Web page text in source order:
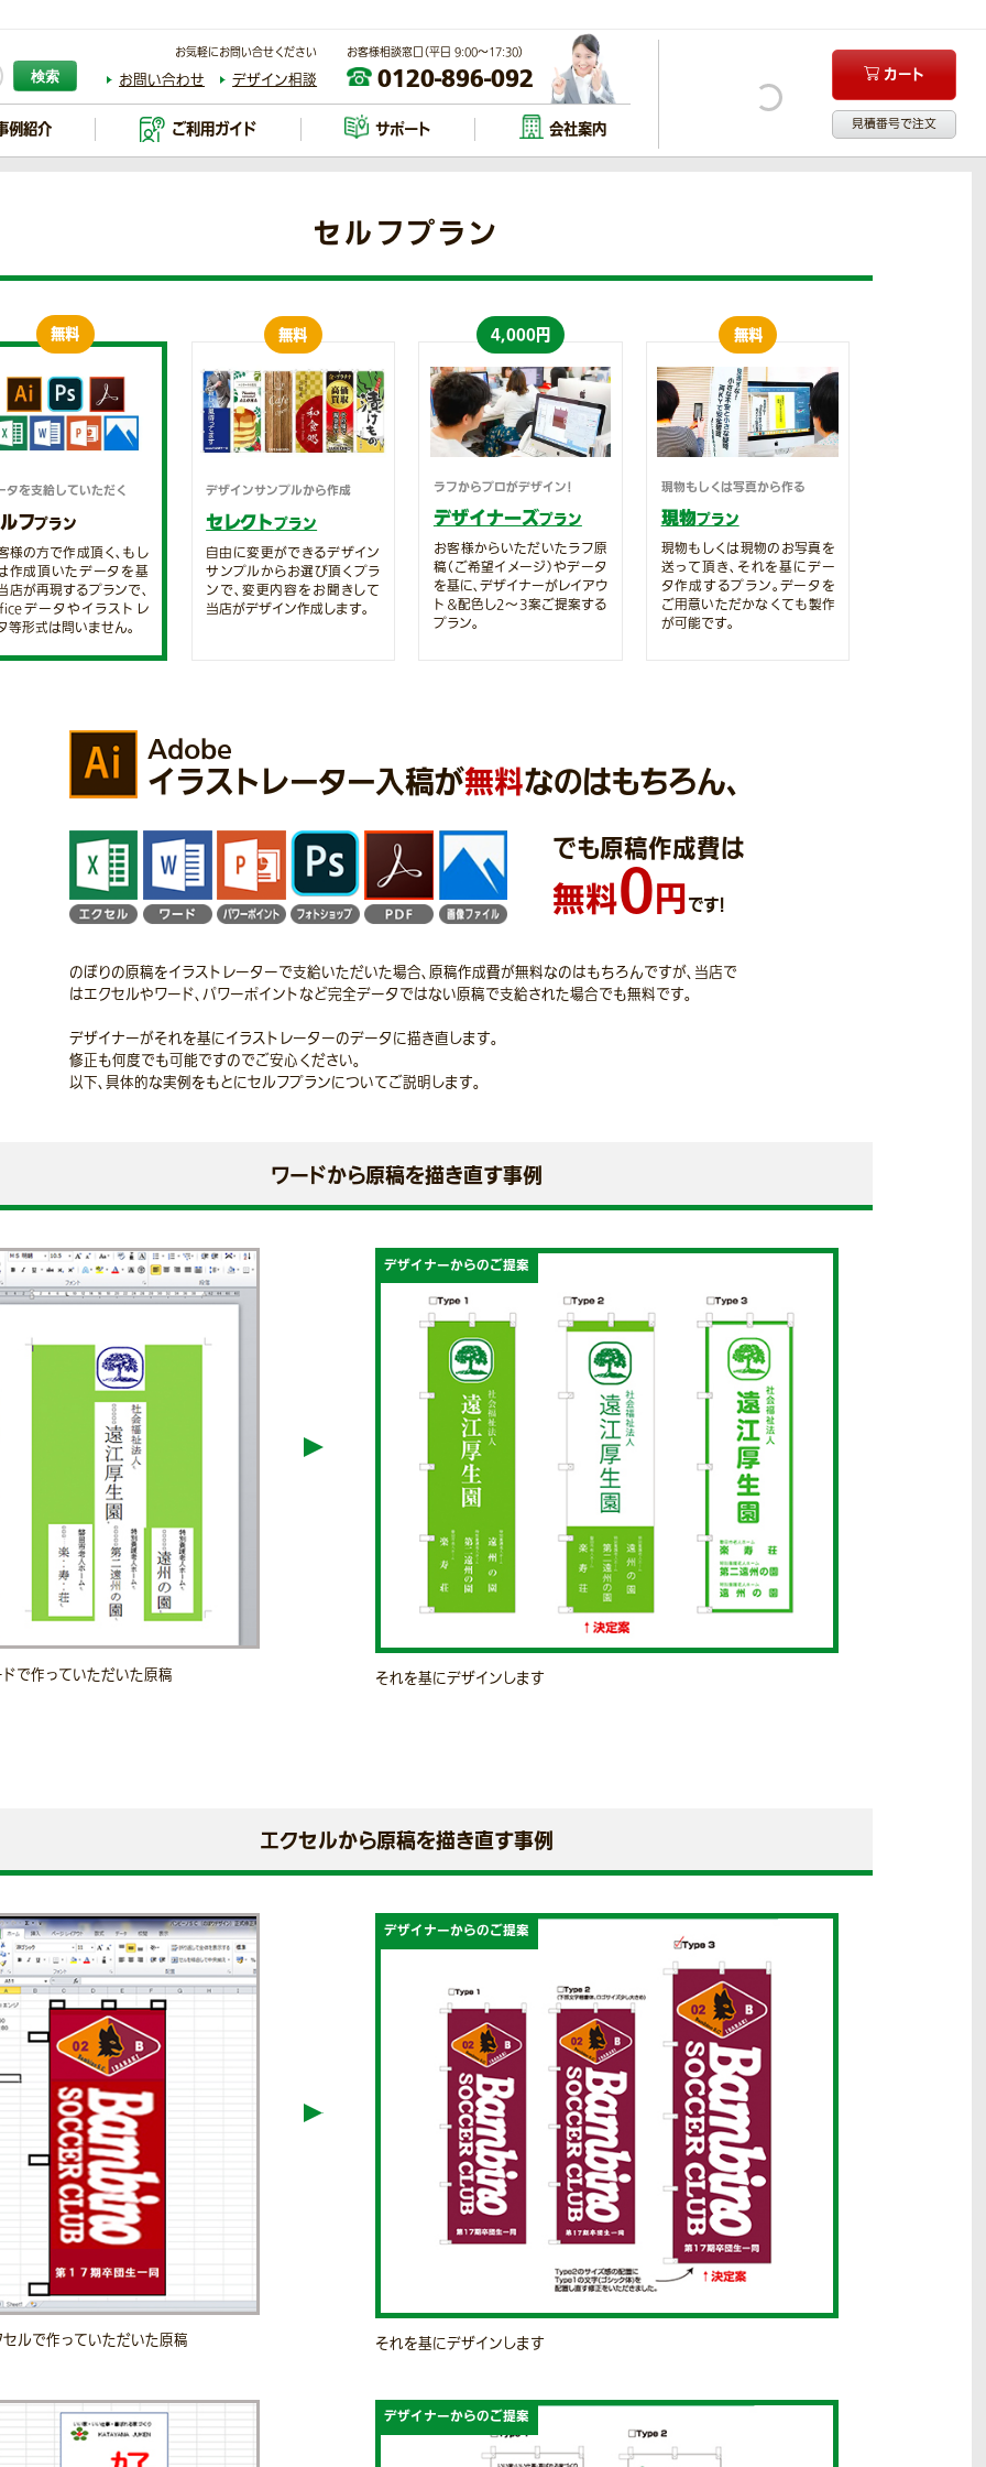
検索
お気軽にお問い合せください
お問い合わせ デザイン相談
お客様相談窓口（平日 9:00～17:30）
0120-896-092 カート
見積番号で注文
例紹介 ご利用ガイド サポート 会社案内
セルフプラン
無料
タを支給していただく
フプラン
様の方で作成頂く、もし
作成頂いたデータを基
店が再現するプランで、
データやイラストレ
等形式は問いません。
無料
デザインサンプルから作成
セレクトプラン
自由に変更ができるデザイン
サンプルからお選び頂くプラ
ンで、変更内容をお聞きして
当店がデザイン作成します。
4,000円
ラフからプロがデザイン！
デザイナーズプラン
お客様からいただいたラフ原
稿（ご希望イメージ）やデータ
を基に、デザイナーがレイアウ
ト＆配色し2～3案ご提案する
プラン。
無料
現物もしくは写真から作る
現物プラン
現物もしくは現物のお写真を
送って頂き、それを基にデー
タ作成するプラン。データを
ご用意いただかなくても製作
が可能です。
Adobe
イラストレーター入稿が無料なのはもちろん、
でも原稿作成費は
無料0円です！
のぼりの原稿をイラストレーターで支給いただいた場合、原稿作成費が無料なのはもちろんですが、当店で
はエクセルやワード、パワーポイントなど完全データではない原稿で支給された場合でも無料です。
デザイナーがそれを基にイラストレーターのデータに描き直します。
修正も何度でも可能ですのでご安心ください。
以下、具体的な実例をもとにセルフプランについてご説明します。
ワードから原稿を描き直す事例
で作っていただいた原稿
デザイナーからのご提案
それを基にデザインします
エクセルから原稿を描き直す事例
セルで作っていただいた原稿
デザイナーからのご提案
それを基にデザインします
デザイナーからのご提案